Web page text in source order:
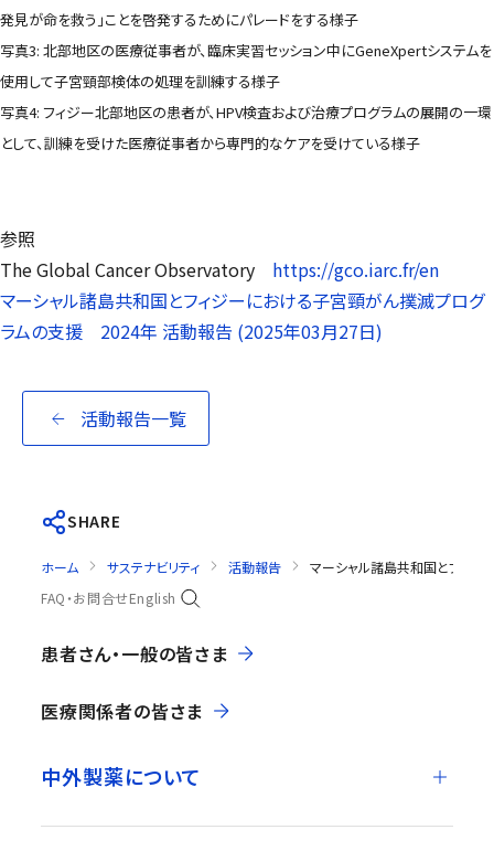
発見が命を救う」ことを啓発するためにパレードをする様子
写真3: 北部地区の医療従事者が、臨床実習セッション中にGeneXpertシステムを
使用して子宮頸部検体の処理を訓練する様子
写真4: フィジー北部地区の患者が、HPV検査および治療プログラムの展開の一環
として、訓練を受けた医療従事者から専門的なケアを受けている様子
参照
The Global Cancer Observatory https://gco.iarc.fr/en
マーシャル諸島共和国とフィジーにおける子宮頸がん撲滅プログ
ラムの支援 2024年 活動報告 (2025年03月27日)
活動報告一覧
SHARE
ホーム サステナビリティ 活動報告
マーシャル諸島共和国とフィ
FAQ・お問合せEnglish
患者さん・一般の皆さま
医療関係者の皆さま
中外製薬について